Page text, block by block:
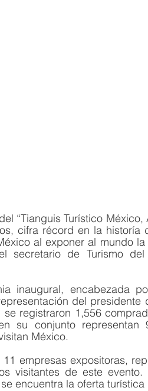
“Tianguis Turístico
cifra récord en la historía
al exponer al mundo
secretario de Turismo
inaugural, encabezada
del
registraron 1,556
su conjunto
México.
empresas expositoras,
visitantes de este
encuentra la oferta turística